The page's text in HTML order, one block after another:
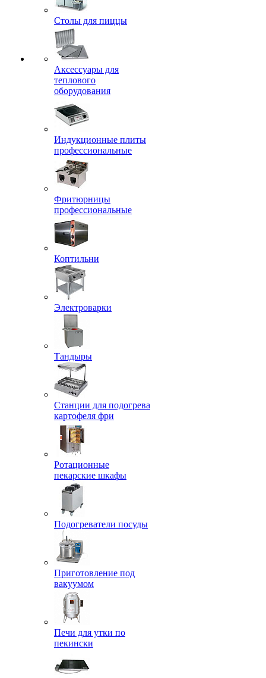
Столы для пиццы
Аксессуары для
теплового
оборудования
Индукционные плиты
профессиональные
Фритюрницы
профессиональные
Коптильни
Электроварки
Тандыры
Станции для подогрева
картофеля фри
Ротационные
пекарские шкафы
Подогреватели посуды
Приготовление под
вакуумом
Печи для утки по
пекински